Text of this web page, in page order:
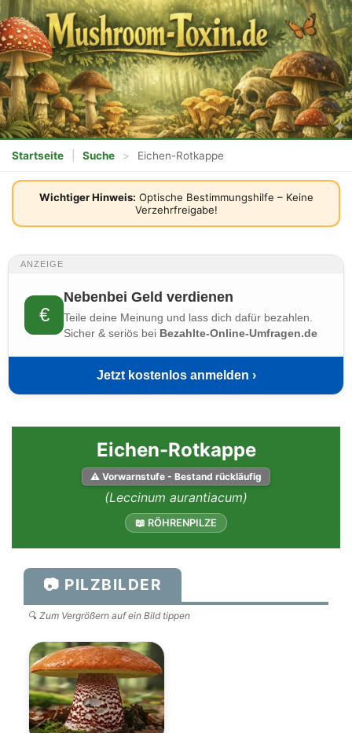
Startseite Suche > Eichen-Rotkappe
Wichtiger Hinweis: Optische Bestimmungshilfe – Keine
Verzehrfreigabe!
ANZEIGE
€
Nebenbei Geld verdienen
Teile deine Meinung und lass dich dafür bezahlen.
Sicher & seriös bei Bezahlte-Online-Umfragen.de
Jetzt kostenlos anmelden ›
Eichen-Rotkappe
⚠ Vorwarnstufe - Bestand rückläufig
(Leccinum aurantiacum)
📖 RÖHRENPILZE
📷 PILZBILDER
🔍 Zum Vergrößern auf ein Bild tippen